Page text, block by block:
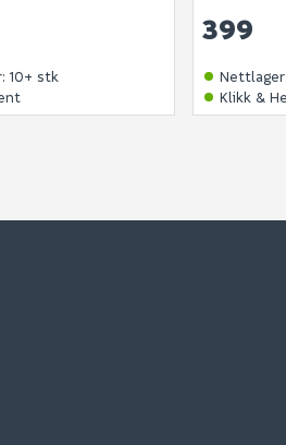
:10+ stk
399
Nettlager:
Klikk &